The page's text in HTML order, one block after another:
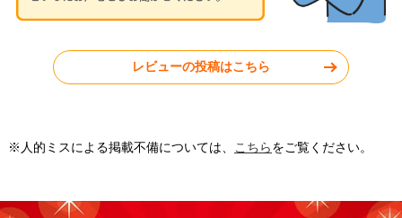
千葉県野田市 千葉県市原市
工事実績をもっと見る
レビューの投稿はこちら
※人的ミスによる掲載不備については、 こちらをご覧ください。